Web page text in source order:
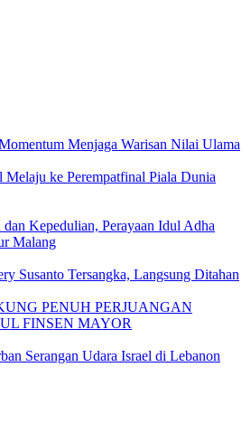
Menjaga Warisan Nilai Ulama
Melaju ke Perempatfinal Piala Dunia
Kepedulian, Perayaan Idul Adha
Malang
Susanto Tersangka, Langsung Ditahan
PENUH PERJUANGAN
FINSEN MAYOR
Serangan Udara Israel di Lebanon